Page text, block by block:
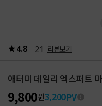
4.8 21 리뷰보기
애터미 데일리 엑스퍼트
9,800원3,200PV